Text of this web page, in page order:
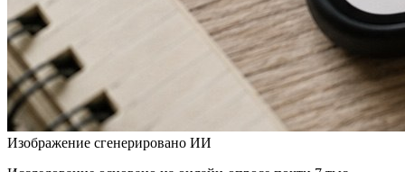
Изображение сгенерировано ИИ